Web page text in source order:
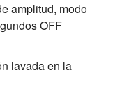
amplitud, modo
OFF
lavada en la